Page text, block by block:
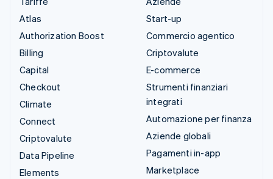
Atlas
Authorization Boost
Billing
Capital
Checkout
Climate
Connect
Criptovalute
Data Pipeline
Elements
Start-up
Commercio agentico
Criptovalute
E-commerce
Strumenti finanziari
integrati
Automazione per finanza
Aziende globali
Pagamenti in-app
Marketplace